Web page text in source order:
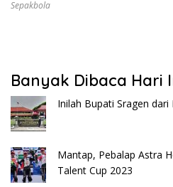
Sepakbola
Banyak Dibaca Hari
Inilah Bupati Sragen
Mantap, Pebalap Astra
Talent Cup 2023